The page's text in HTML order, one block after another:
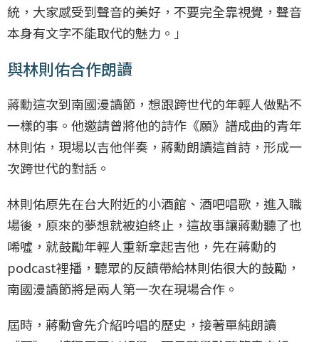
統，大家感受到聲音的美好，不要完全靠視覺，聲音
本身有文字不能取代的魅力。」
與林則佑合作朗讀
蔣勳這次到南國漫讀節，想跟跨世代的年輕人做點不
一樣的事。他邀請曾將他的詩作《願》譜成曲的青年
林則佑，現場以吉他伴奏，蔣勳朗讀這首詩，形成一
次跨世代的對話。
林則佑原先在台大附近的小酒館、酒吧唱歌，進入職
場後，原來的夢想就被迫終止，這故事讓蔣勳聽了也
唏噓，就鼓勵年輕人重新拿起吉他，先在蔣勳的
podcast裡播，聽眾的反饋帶給林則佑很大的鼓勵，
南國漫讀節將是兩人第一次在現場合作。
屆時，蔣勳會先介紹吟唱的歷史，接著單純朗讀